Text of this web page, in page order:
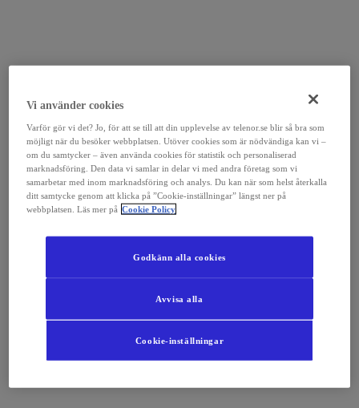
Vi använder cookies
Varför gör vi det? Jo, för att se till att din upplevelse av telenor.se blir så bra som
möjligt när du besöker webbplatsen. Utöver cookies som är nödvändiga kan vi –
om du samtycker – även använda cookies för statistik och personaliserad
marknadsföring. Den data vi samlar in delar vi med andra företag som vi
samarbetar med inom marknadsföring och analys. Du kan när som helst återkalla
ditt samtycke genom att klicka på ”Cookie-inställningar” längst ner på
webbplatsen. Läs mer på Cookie Policy
Cookie-inställningar
Avvisa alla
Godkänn alla cookies